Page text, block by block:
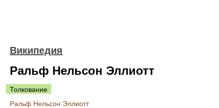
Википедия
Ральф Нельсон Эллиотт
Толкование
Ральф Нельсон Эллиотт